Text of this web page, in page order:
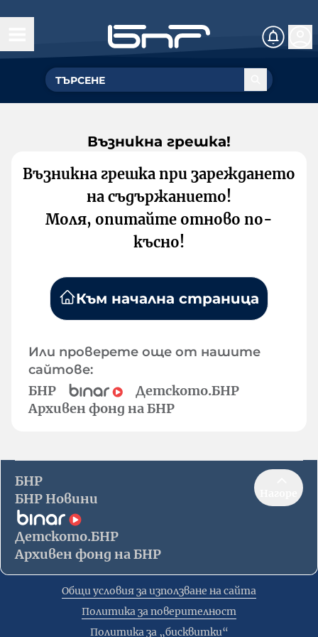
Възникна грешка!
Възникна грешка при зареждането
на съдържанието!
Моля, опитайте отново по-
късно!
Към начална страница
Или проверете още от нашите
сайтове:
БНР
Детското.БНР
Архивен фонд на БНР
БНР
БНР Новини
Детското.БНР
Архивен фонд на БНР
Общи условия за използване на сайта
Политика за поверителност
Политика за „бисквитки“